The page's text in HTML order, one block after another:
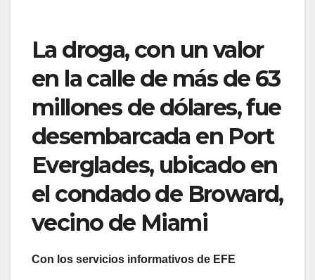
La droga, con un valor
en la calle de más de 63
millones de dólares, fue
desembarcada en Port
Everglades, ubicado en
el condado de Broward,
vecino de Miami
Con los servicios informativos de EFE